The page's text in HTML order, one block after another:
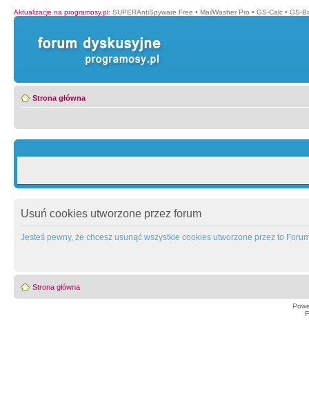
Aktualizacje na programosy.pl: SUPERAntiSpyware Free • MailWasher Pro • GS-Calc • GS-
Strona główna
Usuń cookies utworzone przez forum
Jesteś pewny, że chcesz usunąć wszystkie cookies utworzone przez to
Strona główna